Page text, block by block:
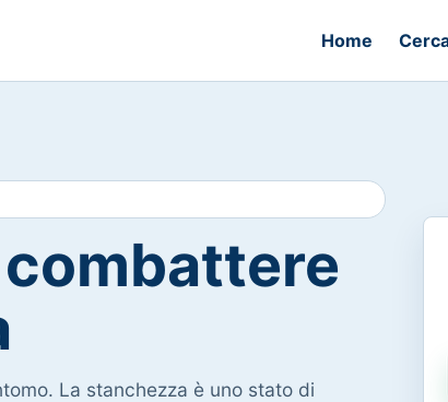
Home
La stanchezza è uno stato di